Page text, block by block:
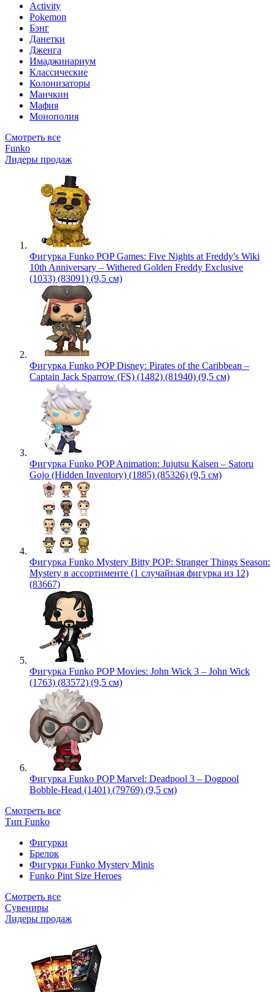
Activity
Pokemon
Бэнг
Данетки
Дженга
Имаджинариум
Классические
Колонизаторы
Манчкин
Мафия
Монополия
Смотреть все
Funko
Лидеры продаж
Фигурка Funko POP Games: Five Nights at Freddy's Wiki
10th Anniversary – Withered Golden Freddy Exclusive
(1033) (83091) (9,5 см)
Фигурка Funko POP Disney: Pirates of the Caribbean –
Captain Jack Sparrow (FS) (1482) (81940) (9,5 см)
Фигурка Funko POP Animation: Jujutsu Kaisen – Satoru
Gojo (Hidden Inventory) (1885) (85326) (9,5 см)
Фигурка Funko Mystery Bitty POP: Stranger Things Season:
Mystery в ассортименте (1 случайная фигурка из 12)
(83667)
Фигурка Funko POP Movies: John Wick 3 – John Wick
(1763) (83572) (9,5 см)
Фигурка Funko POP Marvel: Deadpool 3 – Dogpool
Bobble-Head (1401) (79769) (9,5 см)
Смотреть все
Тип Funko
Фигурки
Брелок
Фигурки Funko Mystery Minis
Funko Pint Size Heroes
Смотреть все
Сувениры
Лидеры продаж